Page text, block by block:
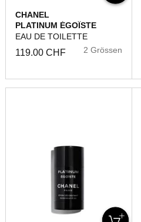
CHANEL
PLATINUM ÉGOÏSTE
EAU DE TOILETTE
119.00 CHF 2 Grössen